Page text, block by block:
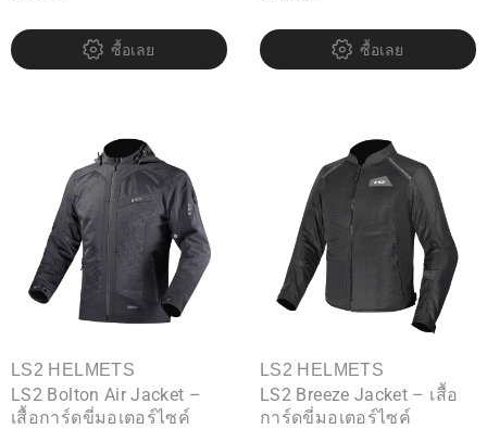
ซื้อเลย ซื้อเลย
LS2 HELMETS
LS2 Bolton Air Jacket –
เสื้อการ์ดขี่มอเตอร์ไซค์
LS2 HELMETS
LS2 Breeze Jacket – เสื้อ
การ์ดขี่มอเตอร์ไซค์